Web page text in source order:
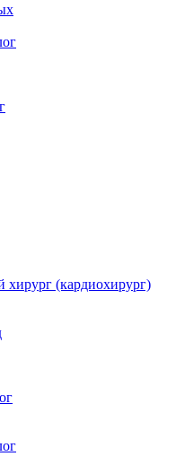
хирург (кардиохирург)